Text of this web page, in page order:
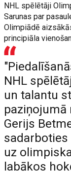
NHL spēlētāji
Sarunas par
Olimpiādē
principiāla
NHL
un talantu
paziņojumā
Gerijs
sadarboties
uz
labākos